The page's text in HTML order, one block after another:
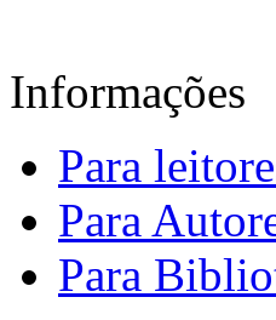
Informações
Para
Para
Para